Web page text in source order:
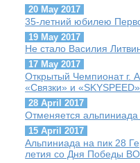
20 May 2017
35-летний юбилею
19 May 2017
Не стало Василия
17 May 2017
Открытый Чемпионат г.
«Связки» и «SKYSPEED»
28 April 2017
Отменяется
15 April 2017
Альпиниада на пик 28
летия со Дня Победы